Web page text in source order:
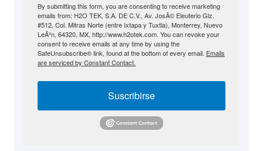
By submitting this form, you are consenting to receive marketing
emails from: H2O TEK, S.A. DE C.V., Av. JosÃ© Eleuterio Glz.
#512, Col. Mitras Norte (entre Ixtapa y Tuxtla), Monterrey, Nuevo
LeÃ³n, 64320, MX, http://www.h2otek.com. You can revoke your
consent to receive emails at any time by using the
SafeUnsubscribe® link, found at the bottom of every email. Emails
are serviced by Constant Contact.
Suscribirse